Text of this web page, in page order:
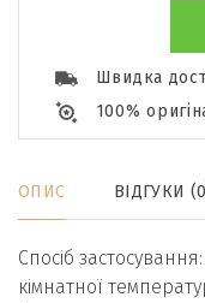
Швидка
100%
ОПИС ВІДГУКИ
Спосіб
кімнатної